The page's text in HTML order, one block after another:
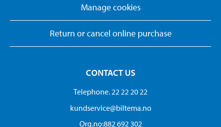
Manage cookies
Return or cancel online purchase
CONTACT US
Telephone. 22 22 20 22
kundservice@biltema.no
Org.no:882 692 302